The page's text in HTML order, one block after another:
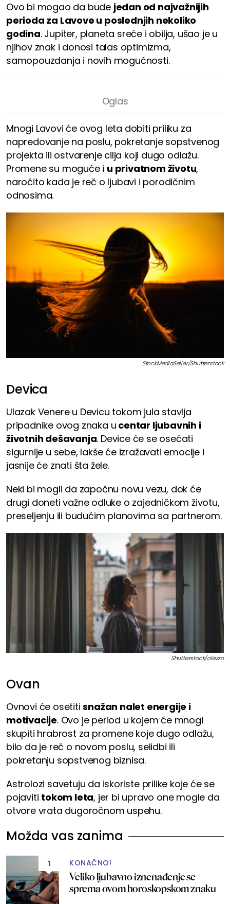
Ovo bi mogao da bude jedan od najvažnijih
perioda za Lavove u poslednjih nekoliko
godina. Jupiter, planeta sreće i obilja, ušao je u
njihov znak i donosi talas optimizma,
samopouzdanja i novih mogućnosti.
Mnogi Lavovi će ovog leta dobiti priliku za
napredovanje na poslu, pokretanje sopstvenog
projekta ili ostvarenje cilja koji dugo odlažu.
Promene su moguće i u privatnom životu,
naročito kada je reč o ljubavi i porodičnim
odnosima.
StockMediaSeller/Shutterstock
Devica
Ulazak Venere u Devicu tokom jula stavlja
pripadnike ovog znaka u centar ljubavnih i
životnih dešavanja. Device će se osećati
sigurnije u sebe, lakše će izražavati emocije i
jasnije će znati šta žele.
Neki bi mogli da započnu novu vezu, dok će
drugi doneti važne odluke o zajedničkom životu,
preseljenju ili budućim planovima sa partnerom.
Shutterstock/olezzo
Ovan
Ovnovi će osetitisnažan nalet energije i
motivacije. Ovo je period u kojem će mnogi
skupiti hrabrost za promene koje dugo odlažu,
bilo da je reč o novom poslu, selidbi ili
pokretanju sopstvenog biznisa.
Astrolozi savetuju da iskoriste prilike koje će se
pojaviti tokom leta, jer bi upravo one mogle da
otvore vrata dugoročnom uspehu.
Možda vas zanima
1 KONAČNO!
Veliko ljubavno iznenađenje se
sprema ovom horoskopskom znaku